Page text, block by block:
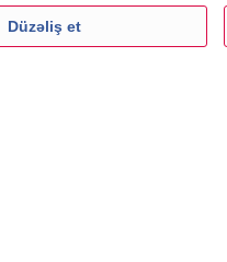
Düzəliş et